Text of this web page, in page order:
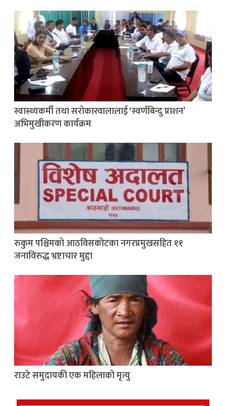
स्वास्थ्यकर्मी तथा सरोकारवालालाई ‘स्वर्णबिन्दु प्राशन’
अभिमुखीकरण कार्यक्रम
रुकुम पश्चिमको आठविसकोटका नगरप्रमुखसहित ११
जनाविरुद्ध भ्रष्टाचार मुद्दा
राउटे समुदायकी एक महिलाको मृत्यु